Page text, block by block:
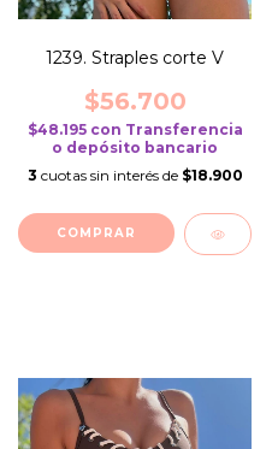
1239. Straples corte V
$56.700
$48.195 con Transferencia
o depósito bancario
3 cuotas sin interés de $18.900
COMPRAR